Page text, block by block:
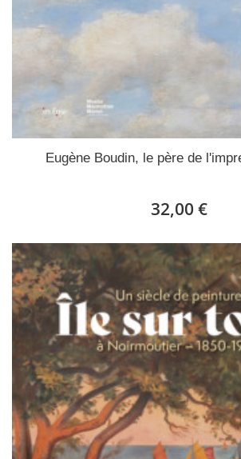
Eugène Boudin, le père de
32,00 €